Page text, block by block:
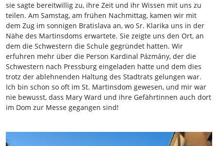
sie sagte bereitwillig zu, ihre Zeit und ihr Wissen mit uns zu
teilen. Am Samstag, am frühen Nachmittag, kamen wir mit
dem Zug im sonnigen Bratislava an, wo Sr. Klarika uns in der
Nähe des Martinsdoms erwartete. Sie zeigte uns den Ort, an
dem die Schwestern die Schule gegründet hatten. Wir
erfuhren mehr über die Person Kardinal Pázmány, der die
Schwestern nach Pressburg eingeladen hatte und dem dies
trotz der ablehnenden Haltung des Stadtrats gelungen war.
Ich bin schon so oft im St. Martinsdom gewesen, und mir war
nie bewusst, dass Mary Ward und ihre Gefährtinnen auch dort
im Dom zur Messe gegangen sind!